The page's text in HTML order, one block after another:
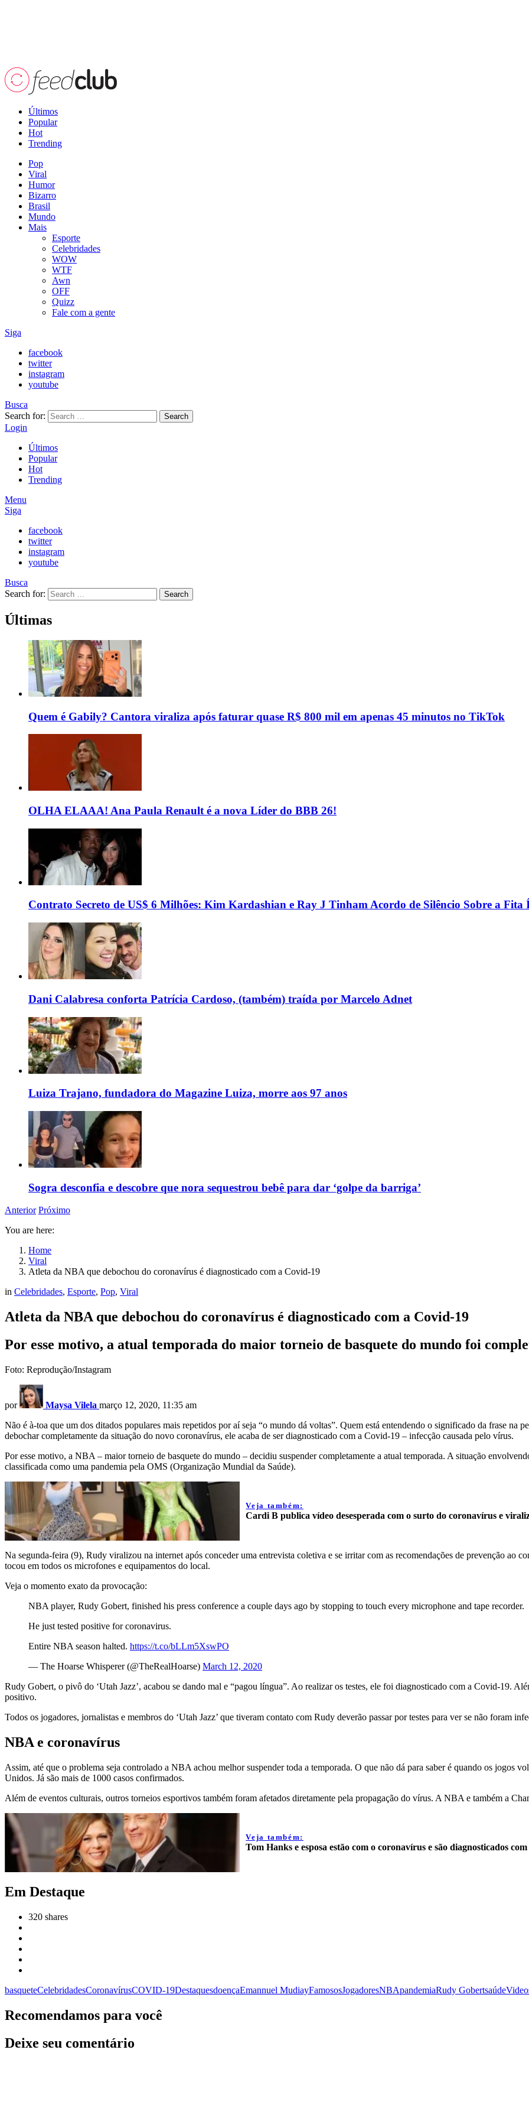
Últimos
Popular
Hot
Trending
Pop
Viral
Humor
Bizarro
Brasil
Mundo
Mais
Esporte
Celebridades
WOW
WTF
Awn
OFF
Quizz
Fale com a gente
Siga
facebook
twitter
instagram
youtube
Busca
Search for:
Search
Login
Últimos
Popular
Hot
Trending
Menu
Siga
facebook
twitter
instagram
youtube
Busca
Search for:
Search
Últimas
Quem é Gabily? Cantora viraliza após faturar quase R$ 800 mil em apenas 45 minutos no TikTok
OLHA ELAAA! Ana Paula Renault é a nova Líder do BBB 26!
Contrato Secreto de US$ 6 Milhões: Kim Kardashian e Ray J Tinham Acordo de Silêncio Sobre a Fita
Dani Calabresa conforta Patrícia Cardoso, (também) traída por Marcelo Adnet
Luiza Trajano, fundadora do Magazine Luiza, morre aos 97 anos
Sogra desconfia e descobre que nora sequestrou bebê para dar ‘golpe da barriga’
Anterior Próximo
You are here:
Home
Viral
Atleta da NBA que debochou do coronavírus é diagnosticado com a Covid-19
in Celebridades, Esporte, Pop, Viral
Atleta da NBA que debochou do coronavírus é diagnosticado com a Covid-19
Por esse motivo, a atual temporada do maior torneio de basquete do mundo foi
Foto: Reprodução/Instagram
por Maysa Vilela março 12, 2020, 11:35 am
Não é à-toa que um dos ditados populares mais repetidos por aí seja “o mundo dá voltas”. Quem está entendendo o significado da frase
debochar completamente da situação do novo coronavírus, ele acaba de ser diagnosticado com a Covid-19 – infecção causada pelo vírus.
Por esse motivo, a NBA – maior torneio de basquete do mundo – decidiu suspender completamente a atual temporada. A situação
classificada como uma pandemia pela OMS (Organização Mundial da Saúde).
Veja também:
Cardi B publica vídeo desesperada com o surto do coronavírus e
Na segunda-feira (9), Rudy viralizou na internet após conceder uma entrevista coletiva e se irritar com as recomendações de prevenção ao
tocou em todos os microfones e equipamentos do local.
Veja o momento exato da provocação:
NBA player, Rudy Gobert, finished his press conference a couple days ago by stopping to touch every microphone and tape recorder.
He just tested positive for coronavirus.
Entire NBA season halted. https://t.co/bLLm5XswPO
— The Hoarse Whisperer (@TheRealHoarse) March 12, 2020
Rudy Gobert, o pivô do ‘Utah Jazz’, acabou se dando mal e “pagou língua”. Ao realizar os testes, ele foi diagnosticado com a Covid-19.
positivo.
Todos os jogadores, jornalistas e membros do ‘Utah Jazz’ que tiveram contato com Rudy deverão passar por testes para ver se não foram
NBA e coronavírus
Assim, até que o problema seja controlado a NBA achou melhor suspender toda a temporada. O que não dá para saber é quando os jogos
Unidos. Já são mais de 1000 casos confirmados.
Além de eventos culturais, outros torneios esportivos também foram afetados diretamente pela propagação do vírus. A NBA e também a
Veja também:
Tom Hanks e esposa estão com o coronavírus e são diagnosticados
Em Destaque
320 shares
basqueteCelebridadesCoronavírusCOVID-19DestaquesdoençaEmannuel MudiayFamososJogadoresNBApandemiaRudy Gobertsaúde
Recomendamos para você
Deixe seu comentário